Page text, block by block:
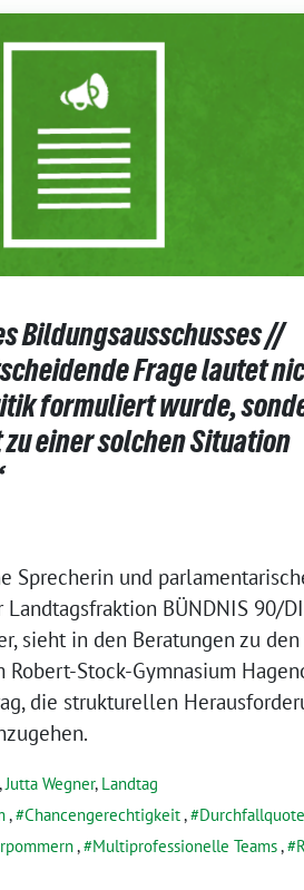
Bildungsausschusses //
Frage lautet
formuliert wurde,
einer solchen Situation
Sprecherin und
BÜNDNIS 90/
sieht in den Beratungen zu den
Robert-Stock-Gymnasium
die strukturellen
,Jutta Wegner, Landtag
, Chancengerechtigkeit, Durchfallquote
, Multiprofessionelle Teams,